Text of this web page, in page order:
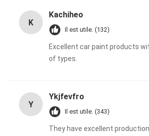
K
Kachiheo
Il est utile. (132)
Excellent car paint products
of types.
Y
Ykjfevfro
Il est utile. (343)
They have excellent